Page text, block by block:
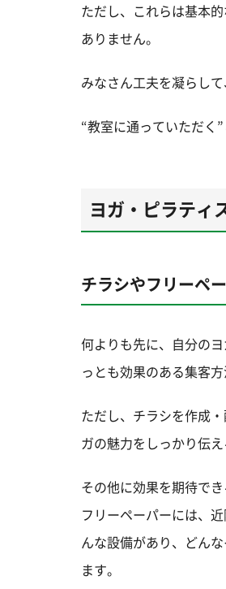
ただし、これらは基本
ありません。
みなさん工夫を凝らし
“教室に通っていただく
ヨガ・ピラティ
チラシやフリーペ
何よりも先に、自分の
っとも効果のある集客方
ただし、チラシを作成
ガの魅力をしっかり伝
その他に効果を期待で
フリーペーパーには、
んな設備があり、どん
ます。